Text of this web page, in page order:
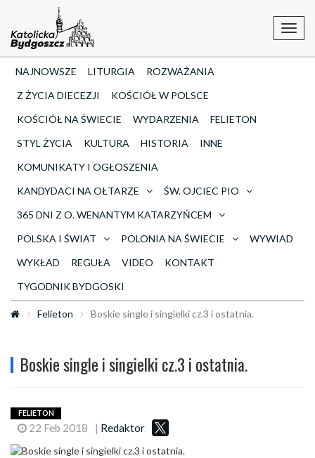
NAJNOWSZE LITURGIA
ROZWAŻANIA
Z ŻYCIA DIECEZJI
KOŚCIÓŁ W POLSCE
KOŚCIÓŁ NA ŚWIECIE
WYDARZENIA
FELIETON
STYL ŻYCIA
KULTURA HISTORIA
INNE
KOMUNIKATY I OGŁOSZENIA
KANDYDACI NA OŁTARZE
ŚW. OJCIEC PIO
365 DNI Z O. WENANTYM KATARZYŃCEM
POLSKA I ŚWIAT
POLONIA NA ŚWIECIE
WYWIAD
WYKŁAD
REGUŁA VIDEO
KONTAKT
TYGODNIK BYDGOSKI
Felieton Boskie single i singielki cz.3 i ostatnia.
Boskie single i singielki cz.3 i ostatnia.
FELIETON
22 Feb 2018 | Redaktor